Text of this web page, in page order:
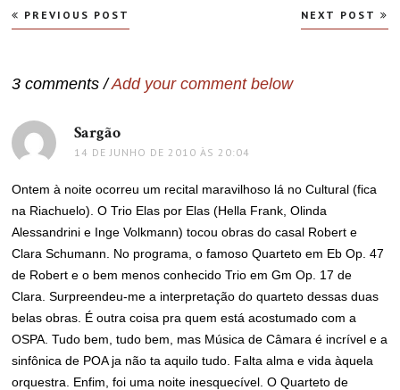
Navegação
de
PREVIOUS POST NEXT POST
3 comments /Add your comment below
Sargão
14 DE JUNHO DE 2010 ÀS 20:04
Ontem à noite ocorreu um recital maravilhoso lá no Cultural (fica
na Riachuelo). O Trio Elas por Elas (Hella Frank, Olinda
Alessandrini e Inge Volkmann) tocou obras do casal Robert e
Clara Schumann. No programa, o famoso Quarteto em Eb Op. 47
de Robert e o bem menos conhecido Trio em Gm Op. 17 de
Clara. Surpreendeu-me a interpretação do quarteto dessas duas
belas obras. É outra coisa pra quem está acostumado com a
OSPA. Tudo bem, tudo bem, mas Música de Câmara é incrível e a
sinfônica de POA ja não ta aquilo tudo. Falta alma e vida àquela
orquestra. Enfim, foi uma noite inesquecível. O Quarteto de